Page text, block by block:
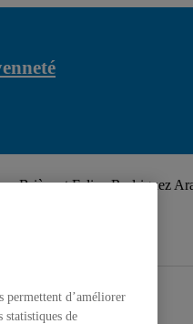
Brière et Felipe Rodriguez
permettent d’améliorer
statistiques de